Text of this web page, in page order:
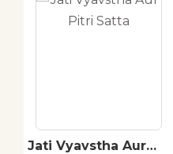
Jati Vyavstha Aur